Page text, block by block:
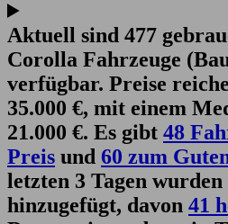
Aktuell sind 477
Corolla Fahrzeuge
verfügbar. Preise
35.000 €, mit einem
21.000 €. Es gibt 48
Preis und 60 zum
letzten 3 Tagen wurden
hinzugefügt, davon 41